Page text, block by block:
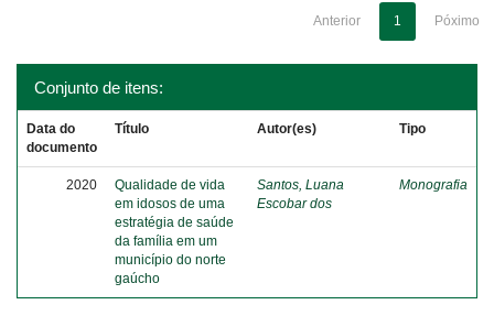
Anterior 1 Póximo
Conjunto de itens:
Data do
documento
Título Autor(es) Tipo
2020
Qualidade de vida
em idosos de uma
estratégia de saúde
da família em um
município do norte
gaúcho
Santos, Luana
Escobar dos
Monografia